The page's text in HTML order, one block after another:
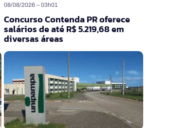
08/08/2026 – 03h01
Concurso Contenda PR oferece
salários de até R$ 5.219,68 em
diversas áreas